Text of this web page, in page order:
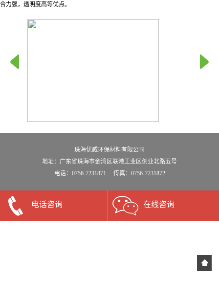
合力强，透明度高等优点。
珠海优威环保材料有限公司
地址：广东省珠海市金湾区联港工业区创业北路五号
电话：0756-7231871 传真：0756-7231872
电话咨询 在线咨询